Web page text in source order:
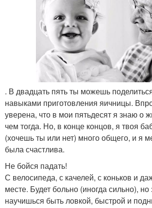
. В двадцать пять ты можешь
навыками приготовления яичницы.
уверена, что в мои пятьдесят я знаю о
чем тогда. Но, в конце концов, я твоя
(хочешь ты или нет) много общего, и я
была счастлива.
Не бойся падать!
С велосипеда, с качелей, с коньков и
месте. Будет больно (иногда сильно), но
научишься быть ловкой, быстрой и